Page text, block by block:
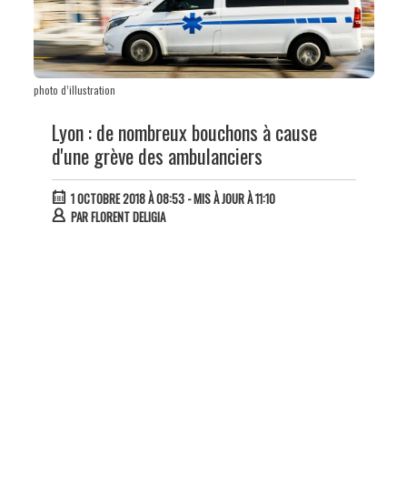
photo d’illustration
Lyon : de nombreux bouchons à cause
d'une grève des ambulanciers
1 OCTOBRE 2018 À 08:53- MIS À JOUR À 11:10
PARFLORENT DELIGIA